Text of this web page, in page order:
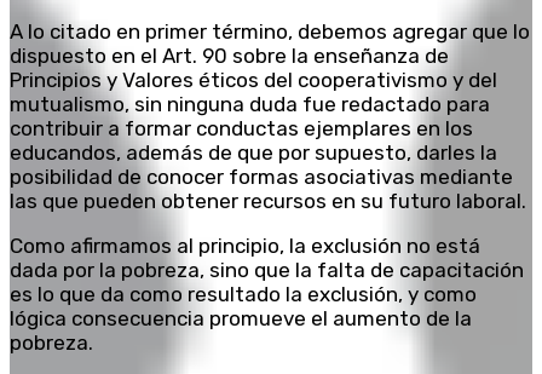
A lo citado en primer término, debemos agregar que lo
dispuesto en el Art. 90 sobre la enseñanza de
Principios y Valores éticos del cooperativismo y del
mutualismo, sin ninguna duda fue redactado para
contribuir a formar conductas ejemplares en los
educandos, además de que por supuesto, darles la
posibilidad de conocer formas asociativas mediante
las que pueden obtener recursos en su futuro laboral.
Como afirmamos al principio, la exclusión no está
dada por la pobreza, sino que la falta de capacitación
es lo que da como resultado la exclusión, y como
lógica consecuencia promueve el aumento de la
pobreza.